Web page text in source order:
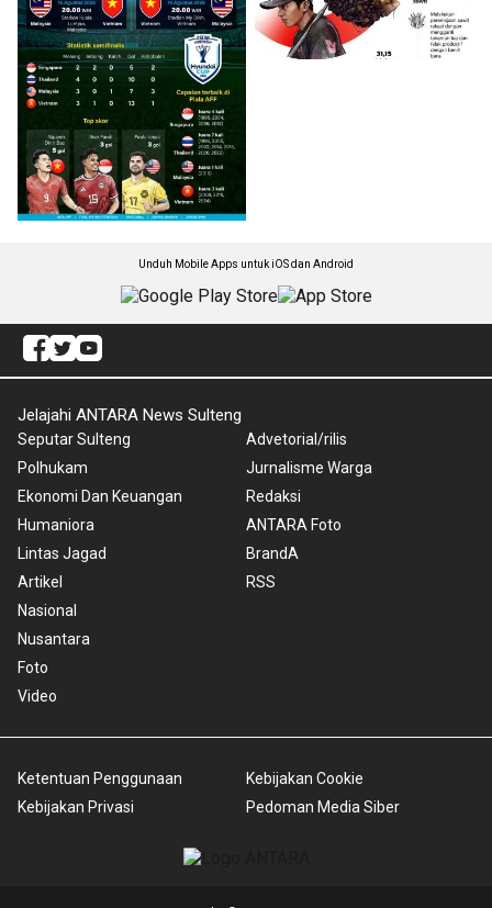
Unduh Mobile Apps untuk iOS dan Android
Jelajahi ANTARA News Sulteng
Seputar Sulteng
Polhukam
Ekonomi Dan Keuangan
Humaniora
Lintas Jagad
Artikel
Nasional
Nusantara
Foto
Video
Advetorial/rilis
Jurnalisme Warga
Redaksi
ANTARA Foto
BrandA
RSS
Ketentuan Penggunaan
Kebijakan Privasi
Kebijakan Cookie
Pedoman Media Siber